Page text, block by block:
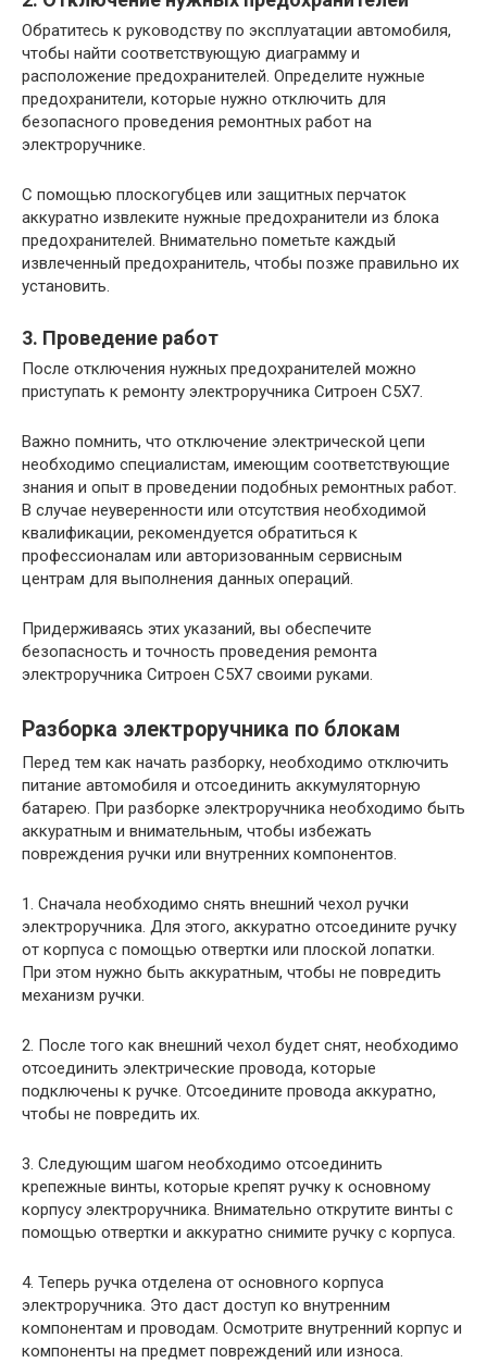
Обратитесь к руководству по эксплуатации автомобиля,
чтобы найти соответствующую диаграмму и
расположение предохранителей. Определите нужные
предохранители, которые нужно отключить для
безопасного проведения ремонтных работ на
электроручнике.
С помощью плоскогубцев или защитных перчаток
аккуратно извлеките нужные предохранители из блока
предохранителей. Внимательно пометьте каждый
извлеченный предохранитель, чтобы позже правильно их
установить.
3. Проведение работ
После отключения нужных предохранителей можно
приступать к ремонту электроручника Ситроен С5Х7.
Важно помнить, что отключение электрической цепи
необходимо специалистам, имеющим соответствующие
знания и опыт в проведении подобных ремонтных работ.
В случае неуверенности или отсутствия необходимой
квалификации, рекомендуется обратиться к
профессионалам или авторизованным сервисным
центрам для выполнения данных операций.
Придерживаясь этих указаний, вы обеспечите
безопасность и точность проведения ремонта
электроручника Ситроен С5Х7 своими руками.
Разборка электроручника по блокам
Перед тем как начать разборку, необходимо отключить
питание автомобиля и отсоединить аккумуляторную
батарею. При разборке электроручника необходимо быть
аккуратным и внимательным, чтобы избежать
повреждения ручки или внутренних компонентов.
1. Сначала необходимо снять внешний чехол ручки
электроручника. Для этого, аккуратно отсоедините ручку
от корпуса с помощью отвертки или плоской лопатки.
При этом нужно быть аккуратным, чтобы не повредить
механизм ручки.
2. После того как внешний чехол будет снят, необходимо
отсоединить электрические провода, которые
подключены к ручке. Отсоедините провода аккуратно,
чтобы не повредить их.
3. Следующим шагом необходимо отсоединить
крепежные винты, которые крепят ручку к основному
корпусу электроручника. Внимательно открутите винты с
помощью отвертки и аккуратно снимите ручку с корпуса.
4. Теперь ручка отделена от основного корпуса
электроручника. Это даст доступ ко внутренним
компонентам и проводам. Осмотрите внутренний корпус и
компоненты на предмет повреждений или износа.